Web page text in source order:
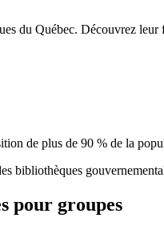
du Québec. Découvrez
de plus de 90 % de la
bibliothèques
pour groupes